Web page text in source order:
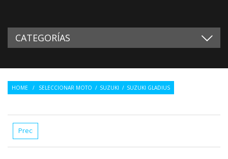
CATEGORÍAS
HOME / SELECCIONAR MOTO / SUZUKI / SUZUKI GLADIUS